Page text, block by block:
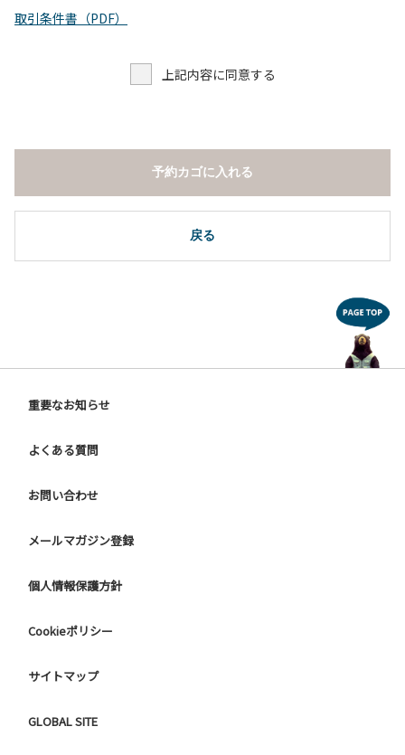
取引条件書（PDF）
上記内容に同意する
戻る
予約カゴに入れる
重要なお知らせ
よくある質問
お問い合わせ
メールマガジン登録
個人情報保護方針
Cookieポリシー
サイトマップ
GLOBAL SITE